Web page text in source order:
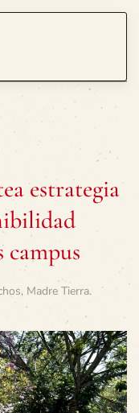
estrategia
campus
, Madre Tierra.